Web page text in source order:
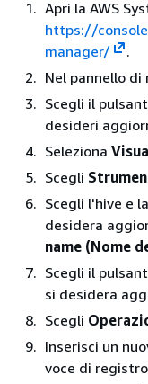
Apri la AWS
https://
manager/
.
Nel pannello di
Scegli il
desideri
Seleziona
Scegli
Scegli l'hive e
desidera
name (Nome
Scegli il
si desidera
Scegli
Inserisci un
voce di